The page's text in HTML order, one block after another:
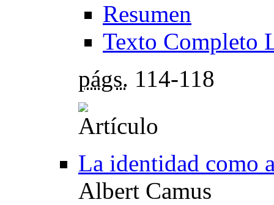
Resumen
Texto Completo
págs. 114-118
La identidad como
Albert Camus